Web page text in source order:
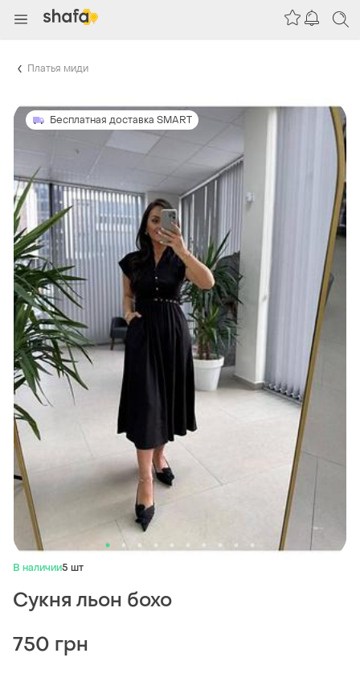
Платья миди
Бесплатная доставка SMART
В наличии5 шт
Сукня льон бохо
750 грн